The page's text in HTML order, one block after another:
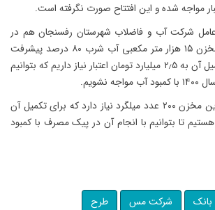
مواجه شده و این افتتاح صورت نگرفته است.
شرکت آب و فاضلاب شهرستان رفسنجان هم در
این جلسه اظهار کرد: مخزن ۱۵ هزار متر مکعبی آب شرب ۸۰ درصد پیشرفت
فیزیکی دارد و برای تکمیل آن به ۲٫۵ میلیارد تومان اعتبار نیاز داریم که بتوانیم
وی عنوان کرد: تکمیل این مخزن ۲۰۰ عدد میلگرد نیاز دارد که برای تکمیل آن
تا بتوانیم با انجام آن در پیک مصرف با کمبود
بانک شرکت مس طرح